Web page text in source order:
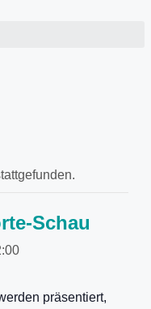
Schau
präsentiert,